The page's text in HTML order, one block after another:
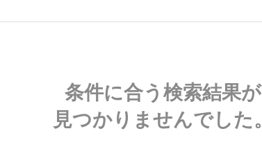
条件に合う検索結果が
見つかりませんでした。